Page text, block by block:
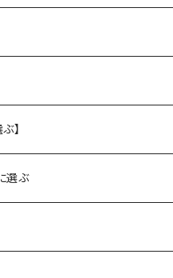
／DONEEYU／他
】
選ぶ